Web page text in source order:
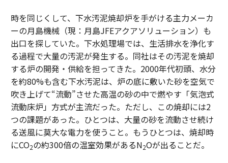
時を同じくして、下水汚泥焼却炉を手がける主力メーカ
ーの月島機械（現：月島JFEアクアソリューション）も
出口を探していた。下水処理場では、生活排水を浄化す
る過程で大量の汚泥が発生する。同社はその汚泥を焼却
する炉の開発・供給を担ってきた。2000年代初頭、水分
を約80%も含む下水汚泥は、炉の底に敷いた砂を空気で
吹き上げて“流動”させた高温の砂の中で燃やす「気泡式
流動床炉」方式が主流だった。ただし、この焼却には2
つの課題があった。ひとつは、大量の砂を流動させ続け
る送風に莫大な電力を使うこと。もうひとつは、焼却時
にCO2の約300倍の温室効果があるN2Oが出ることだ。